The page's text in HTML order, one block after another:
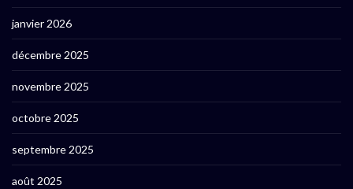
janvier 2026
décembre 2025
novembre 2025
octobre 2025
septembre 2025
août 2025